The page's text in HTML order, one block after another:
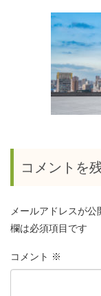
コメントを
メールアドレスが公
欄は必須項目です
コメント ※